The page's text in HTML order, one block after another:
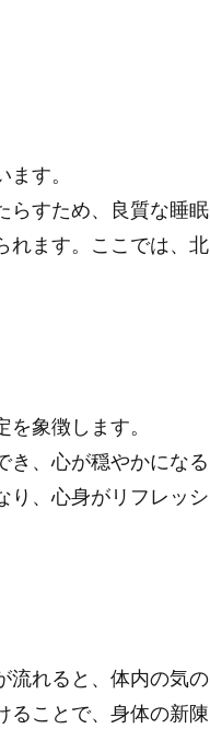
す。
らすため、良質な睡眠
れます。ここでは、北
象徴します。
き、心が穏やかになる
り、心身がリフレッシ
流れると、体内の気の
ることで、身体の新陳